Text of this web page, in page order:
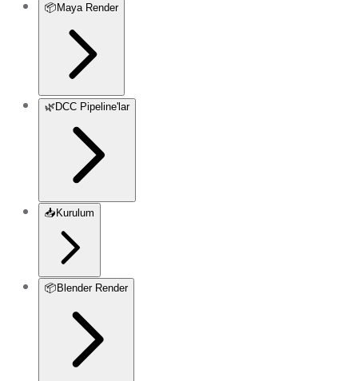
📦 Maya Render
🌿DCC Pipeline'lar
📥 Kurulum
📦 Blender Render